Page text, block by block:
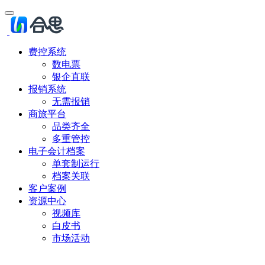
费控系统
数电票
银企直联
报销系统
无需报销
商旅平台
品类齐全
多重管控
电子会计档案
单套制运行
档案关联
客户案例
资源中心
视频库
白皮书
市场活动